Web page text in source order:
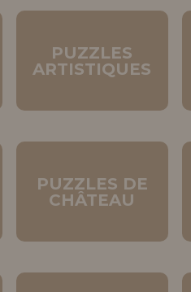
PUZZLES
ARTISTIQUES
PUZZLES DE
CHÂTEAU